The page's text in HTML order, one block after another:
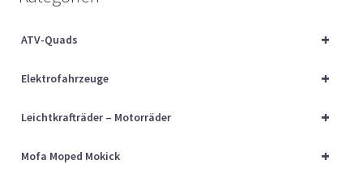
Über uns
+
ATV-Quads
+
Elektrofahrzeuge
+
Leichtkrafträder – Motorräder
+
Mofa Moped Mokick